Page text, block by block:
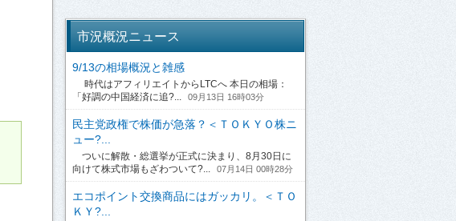
市況概況ニュース
9/13の相場概況と雑感
時代はアフィリエイトからLTCへ 本日の相場：
「好調の中国経済に追?...
09月13日 16時03分
民主党政権で株価が急落？＜ＴＯＫＹＯ株ニ
ュー?...
ついに解散・総選挙が正式に決まり、8月30日に
向けて株式市場もざわついて?...
07月14日 00時28分
エコポイント交換商品にはガッカリ。＜ＴＯ
ＫＹ?...